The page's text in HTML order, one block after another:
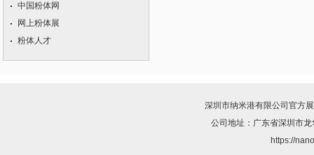
中国粉体网
网上粉体展
粉体人才
深圳市纳米港有限公司 官方
公司地址：广东省深圳市
https://